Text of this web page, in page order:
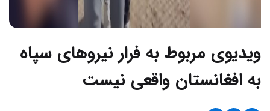
ویدیوی مربوط به فرار نیروهای سپاه
به افغانستان واقعی نیست